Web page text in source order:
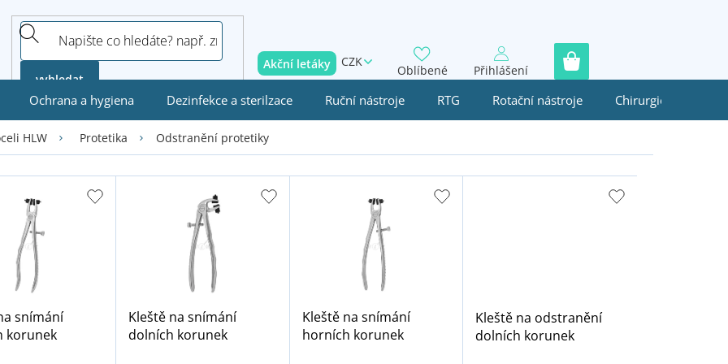
vyhledat
Akční letáky Oblíbené Přihlášení
CZK
Ochrana a hygiena Dezinfekce a sterilzace Ruční nástroje RTG Rotační nástroje Chirurgie
HLW Protetika Odstranění protetiky
snímání
korunek
Kleště na snímání
dolních korunek
Kleště na snímání
horních korunek
Kleště na odstranění
dolních korunek